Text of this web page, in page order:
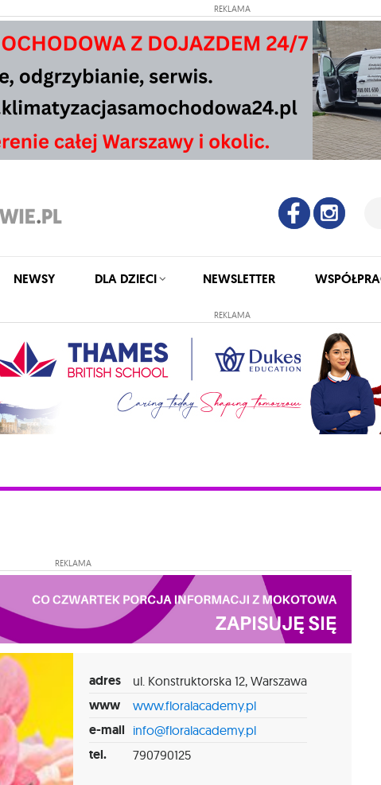
REKLAMA
NEWSY DLA DZIECI NEWSLETTER
REKLAMA
REKLAMA
adres ul. Konstruktorska 12, Warszawa
www www.floralacademy.pl
e-mail info@floralacademy.pl
tel. 790790125